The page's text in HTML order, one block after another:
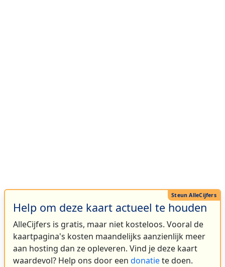
Help om deze kaart actueel te houden
AlleCijfers is gratis, maar niet kosteloos. Vooral de
kaartpagina's kosten maandelijks aanzienlijk meer
aan hosting dan ze opleveren. Vind je deze kaart
waardevol? Help ons door een donatiete doen.